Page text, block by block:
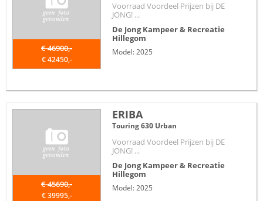
€ 46900,-
€ 42450,-
Voorraad Voordeel Prijzen bij DE
JONG! ...
De Jong Kampeer & Recreatie
Hillegom
Model: 2025
€ 45690,-
€ 39995,-
ERIBA
Touring 630 Urban
Voorraad Voordeel Prijzen bij DE
JONG! ...
De Jong Kampeer & Recreatie
Hillegom
Model: 2025